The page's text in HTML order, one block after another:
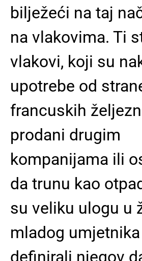
bilježeći na taj
na vlakovima. Ti
vlakovi, koji su
upotrebe od
francuskih
prodani drugim
kompanijama ili
da trunu kao
su veliku ulogu u
mladog
definirali njegov